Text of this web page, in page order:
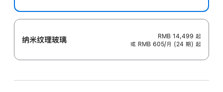
纳米纹理玻璃 RMB 14,499 起
或 RMB 605/月 (24 期) 起